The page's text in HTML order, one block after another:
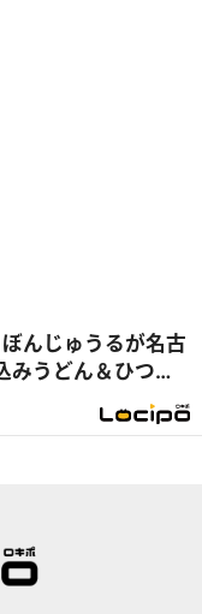
んじゅうるが名古
みうどん＆ひつま